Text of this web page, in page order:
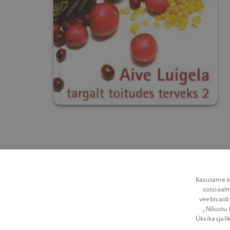
Kasutame
„Nõustu